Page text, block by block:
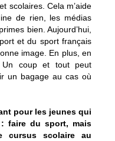
scolaires. Cela m’aide
de rien, les médias
bien. Aujourd’hui,
et du sport français
image. En plus, en
coup et tout peut
un bagage au cas où
pour les jeunes qui
faire du sport, mais
cursus scolaire au